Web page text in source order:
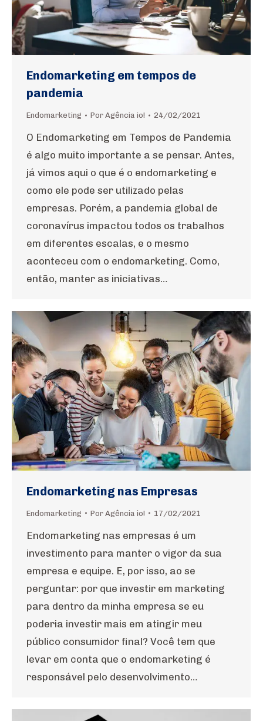
Endomarketing em tempos de
pandemia
Endomarketing Por Agência io! 24/02/2021
O Endomarketing em Tempos de Pandemia
é algo muito importante a se pensar. Antes,
já vimos aqui o que é o endomarketing e
como ele pode ser utilizado pelas
empresas. Porém, a pandemia global de
coronavírus impactou todos os trabalhos
em diferentes escalas, e o mesmo
aconteceu com o endomarketing. Como,
então, manter as iniciativas…
Endomarketing nas Empresas
Endomarketing Por Agência io! 17/02/2021
Endomarketing nas empresas é um
investimento para manter o vigor da sua
empresa e equipe. E, por isso, ao se
perguntar: por que investir em marketing
para dentro da minha empresa se eu
poderia investir mais em atingir meu
público consumidor final? Você tem que
levar em conta que o endomarketing é
responsável pelo desenvolvimento…